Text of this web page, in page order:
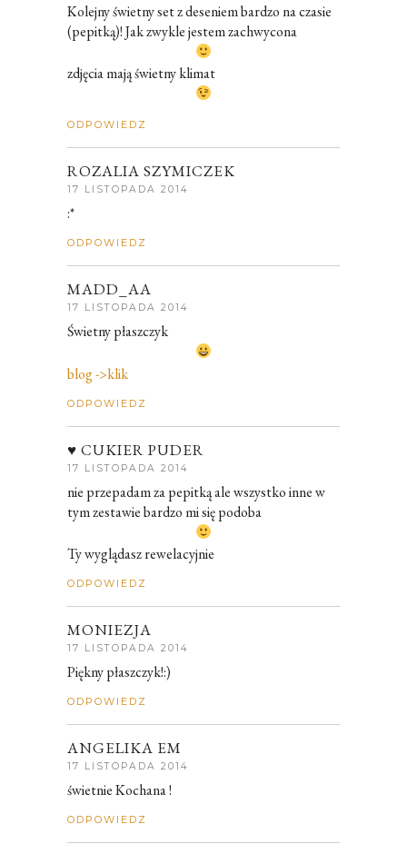
Kolejny świetny set z deseniem bardzo na czasie
(pepitką)! Jak zwykle jestem zachwycona
zdjęcia mają świetny klimat
ODPOWIEDZ
ROZALIA SZYMICZEK
17 LISTOPADA 2014
:*
ODPOWIEDZ
MADD_AA
17 LISTOPADA 2014
Świetny płaszczyk
blog ->klik
ODPOWIEDZ
♥ CUKIER PUDER
17 LISTOPADA 2014
nie przepadam za pepitką ale wszystko inne w
tym zestawie bardzo mi się podoba
Ty wyglądasz rewelacyjnie
ODPOWIEDZ
MONIEZJA
17 LISTOPADA 2014
Piękny płaszczyk!:)
ODPOWIEDZ
ANGELIKA EM
17 LISTOPADA 2014
świetnie Kochana !
ODPOWIEDZ